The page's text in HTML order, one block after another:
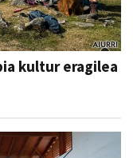
kultur eragilea